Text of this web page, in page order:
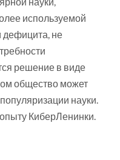
используемой
дефицита, не
решение в виде
общество может
науки.
КиберЛенинки.